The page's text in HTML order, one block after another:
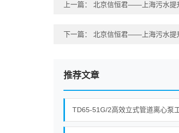
上一篇： 北京信恒君——上海污水提
下一篇： 北京信恒君——上海污水提
推荐文章
TD65-51G/2高效立式管道离心泵